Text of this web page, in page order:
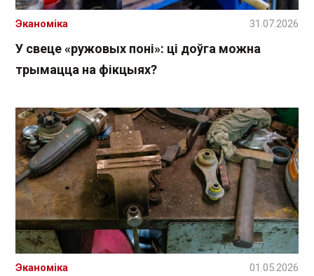
У свеце «ружовых поні»: ці доўга можна
трымацца на фікцыях?
Эканоміка 31.07.2026
Эканоміка 01.05.2026